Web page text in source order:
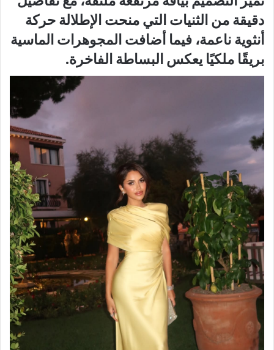
دقيقة من الثنيات التي منحت الإطلالة حركة
أنثوية ناعمة، فيما أضافت المجوهرات الماسية
بريقًا ملكيًا يعكس البساطة الفاخرة.